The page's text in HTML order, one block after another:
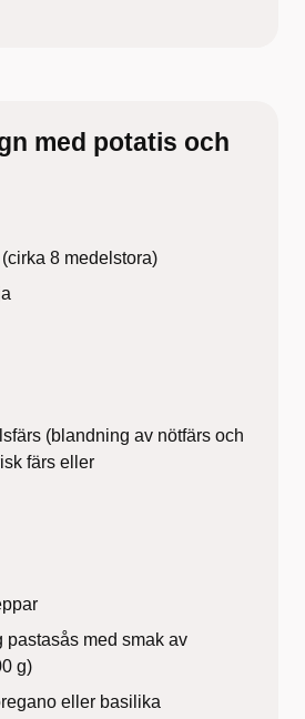
med potatis och
8 medelstora)
(blandning av nötfärs och
färs eller
pastasås med smak av
g)
eller basilika